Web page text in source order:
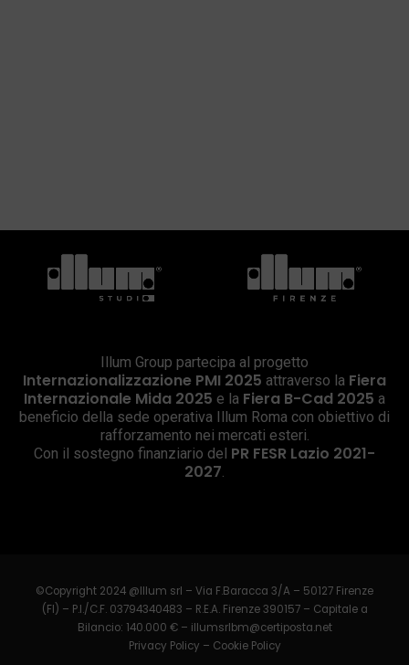
Illum Group partecipa al progetto
Internazionalizzazione PMI 2025 attraverso la Fiera
Internazionale Mida 2025 e la Fiera B-Cad 2025 a
beneficio della sede operativa Illum Roma con obiettivo di
rafforzamento nei mercati esteri.
Con il sostegno finanziario del PR FESR Lazio 2021-
2027.
©Copyright 2024 @Illum srl – Via F.Baracca 3/A – 50127 Firenze
(FI) – P.I./C.F. 03794340483 – R.E.A. Firenze 390157 – Capitale a
Bilancio: 140.000 € – illumsrlbm@certiposta.net
Privacy Policy – Cookie Policy